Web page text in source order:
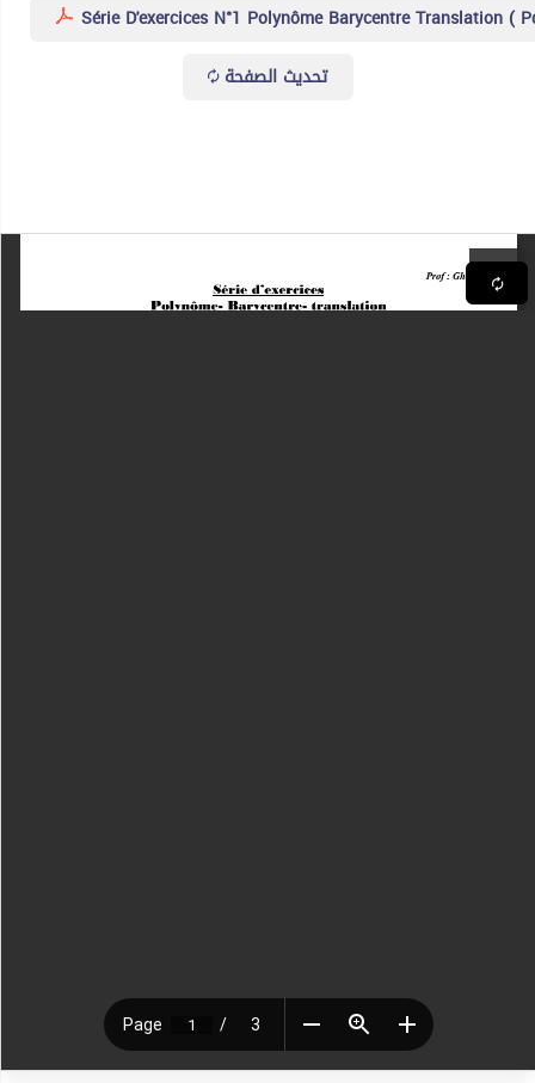
Série D'exercices N°1 Polynôme Barycentre Translation (
تحديث الصفحة